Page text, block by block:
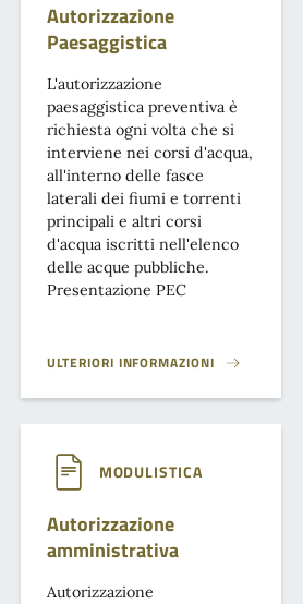
Autorizzazione
Paesaggistica
L'autorizzazione
paesaggistica preventiva è
richiesta ogni volta che si
interviene nei corsi d'acqua,
all'interno delle fasce
laterali dei fiumi e torrenti
principali e altri corsi
d'acqua iscritti nell'elenco
delle acque pubbliche.
Presentazione PEC
ULTERIORI INFORMAZIONI
AUTORIZZAZIONE PAESAGGISTICA}
MODULISTICA
Autorizzazione
amministrativa
Autorizzazione